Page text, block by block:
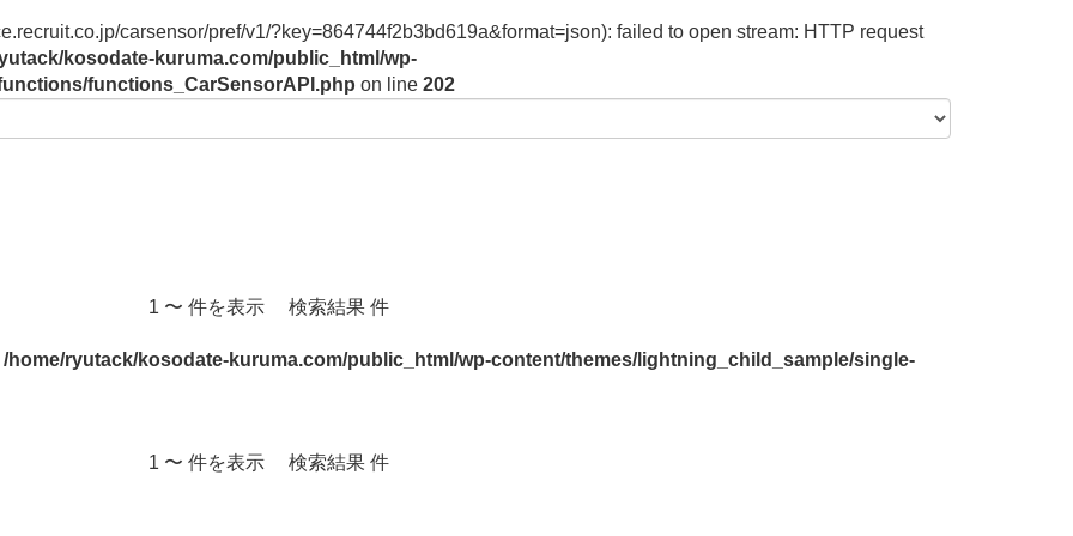
carsensor/pref/v1/?key=864744f2b3bd619a&format=json): failed to open stream: HTTP request
kosodate-kuruma.com/public_html/wp-
functions_CarSensorAPI.php on line 202
1 〜 件を表示 検索結果 件
/home/ryutack/kosodate-kuruma.com/public_html/wp-content/themes/lightning_child_sample/single-
1 〜 件を表示 検索結果 件